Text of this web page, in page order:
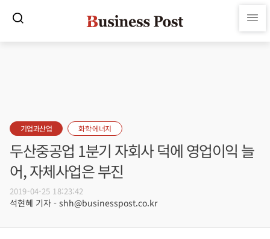
기업과산업 화학·에너지
두산중공업 1분기 자회사 덕에 영업이익 늘
어, 자체사업은 부진
2019-04-25 18:23:42
석현혜 기자 - shh@businesspost.co.kr